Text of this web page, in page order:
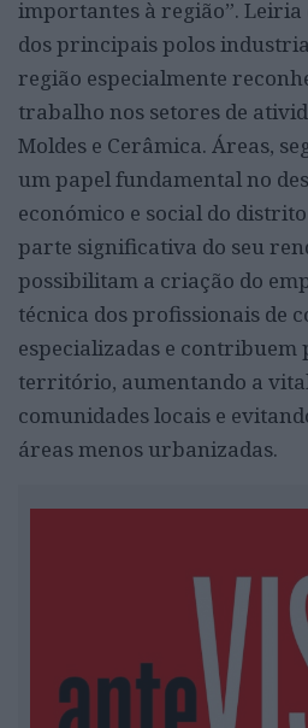
importantes à região”. Leiria
dos principais polos
região especialmente
trabalho nos setores de
Moldes e Cerâmica. Áreas,
um papel fundamental no
económico e social do
parte significativa do seu
possibilitam a criação do
técnica dos profissionais de
especializadas e contribuem
território, aumentando a
comunidades locais e
áreas menos urbanizadas.